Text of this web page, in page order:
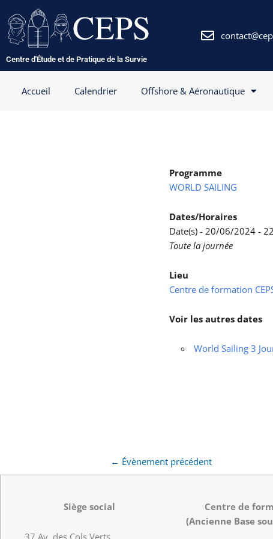
au
contenu
Centre d'Étude et de Pratique de la Survie
Accueil Calendrier Offshore & Aéronautique
Programme
WORLD SAILING
Dates/Horaires
Date(s) - 20/06/2024 -
Toute la journée
Lieu
Centre de formation
Voir les autres dates
World Sailing 3
← Évènement précédent
Siège social
Centre de
(Ancienne Base